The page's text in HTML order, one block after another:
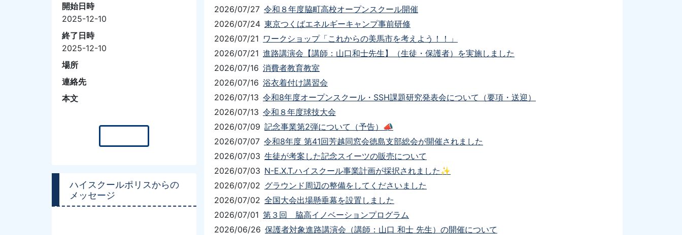
開始日時
2025-12-10
終了日時
2025-12-10
場所
連絡先
本文
ハイスクールポリスからの
メッセージ
2026/07/27 令和８年度脇町高校オープンスクール開催
2026/07/24 東京つくばエネルギーキャンプ事前研修
2026/07/21 ワークショップ「これからの美馬市を考えよう！！」
2026/07/21 進路講演会【講師：山口和士先生】（生徒・保護者）を実施しました
2026/07/16 消費者教育教室
2026/07/16 浴衣着付け講習会
2026/07/13 令和8年度オープンスクール・SSH課題研究発表会について（要項・送迎）
2026/07/13 令和８年度球技大会
2026/07/09 記念事業第2弾について（予告）📣
2026/07/07 令和8年度 第41回芳越同窓会徳島支部総会が開催されました
2026/07/03 生徒が考案した記念スイーツの販売について
2026/07/03 N-E.X.T.ハイスクール事業計画が採択されました✨
2026/07/02 グラウンド周辺の整備をしてくださいました
2026/07/02 全国大会出場懸垂幕を設置しました
2026/07/01 第３回 脇高イノベーションプログラム
2026/06/26 保護者対象進路講演会（講師：山口 和士 先生）の開催について